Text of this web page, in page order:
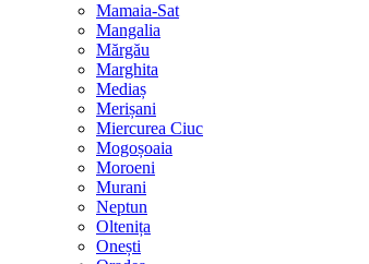
Mamaia-Sat
Mangalia
Mărgău
Marghita
Mediaș
Merișani
Miercurea Ciuc
Mogoșoaia
Moroeni
Murani
Neptun
Oltenița
Onești